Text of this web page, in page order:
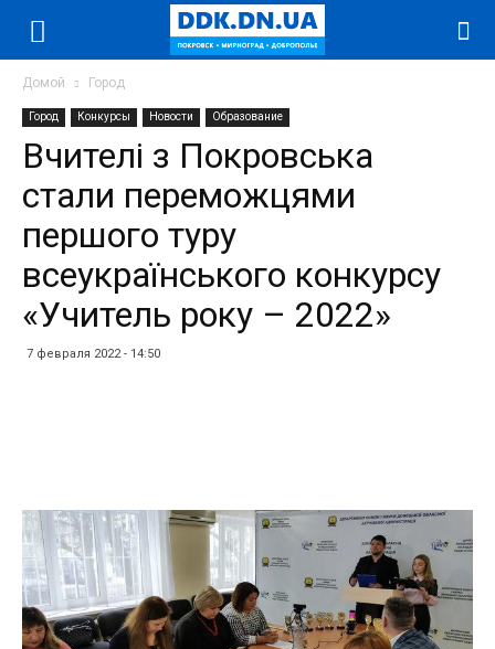
Домой Город
Город Конкурсы Новости Образование
Вчителі з Покровська
стали переможцями
першого туру
всеукраїнського конкурсу
«Учитель року – 2022»
7 февраля 2022 - 14:50